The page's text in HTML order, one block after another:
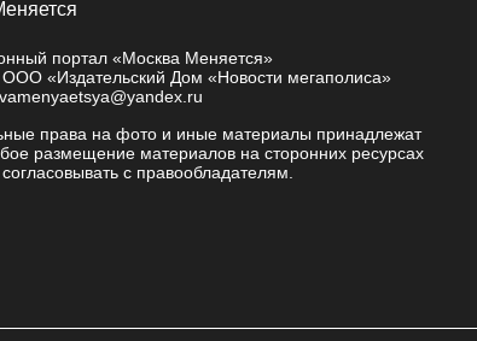
портал «Москва Меняется»
ООО «Издательский Дом «Новости мегаполиса»
права на фото и иные материалы принадлежат
размещение материалов на сторонних ресурсах
с правообладателям.